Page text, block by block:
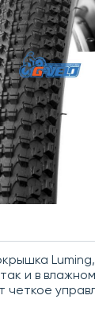
и в
четкое